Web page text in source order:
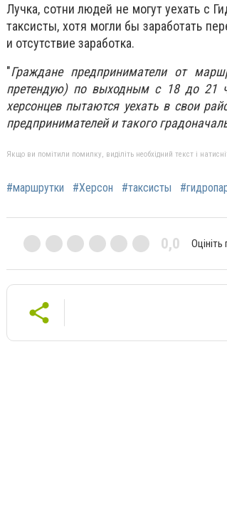
Лучка, сотни людей не могут уехать с
таксисты, хотя могли бы заработать
и отсутствие заработка.
"Граждане предприниматели от
претендую) по выходным с 18 до 21
херсонцев пытаются уехать в свои
предпринимателей и такого
Якщо ви помітили помилку, виділіть необхідний текст і
#маршрутки #Херсон #таксисты
0,0